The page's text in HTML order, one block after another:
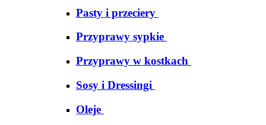
Pasty i przeciery
Przyprawy sypkie
Przyprawy w kostkach
Sosy i Dressingi
Oleje